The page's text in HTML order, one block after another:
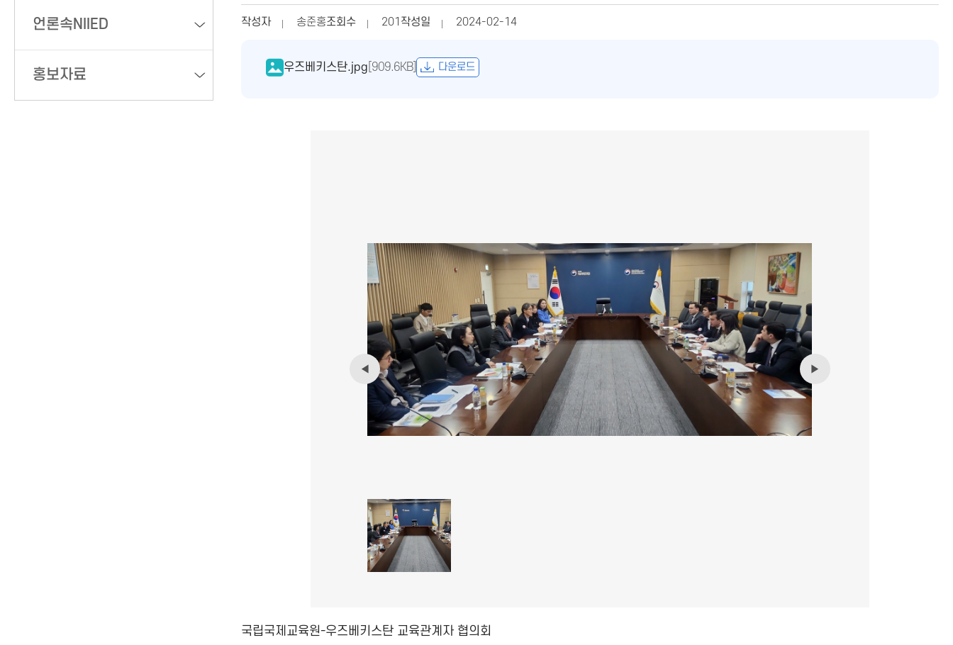
언론속NIIED
홍보자료
작성자 송준홍조회수 201 작성일 2024-02-14
우즈베키스탄.jpg [909.6KB] 다운로드
국립국제교육원-우즈베키스탄 교육관계자 협의회